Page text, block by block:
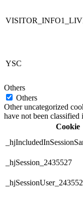
YSC
Others
Others
Other uncategorized
have not been classified
Cookie
_hjSession_2435527